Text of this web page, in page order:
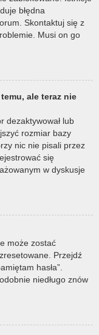
błędna
Skontaktuj się z
Musi on go
ale teraz nie
dezaktywował lub
rozmiar bazy
nic nie pisali przez
się
w dyskusje
może zostać
Przejdź
hasła”.
niedługo znów